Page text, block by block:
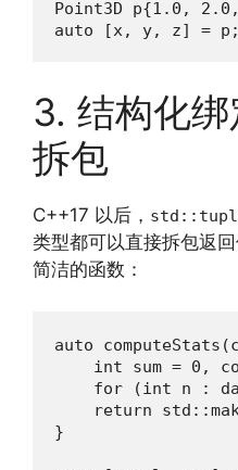
Point3D p{1.0,
auto [x, y, z] =
3. 结构化
拆包
C++17 以后，
类型都可以直接拆包返
简洁的函数：
auto
int sum = 0,
for (int n :
return
}